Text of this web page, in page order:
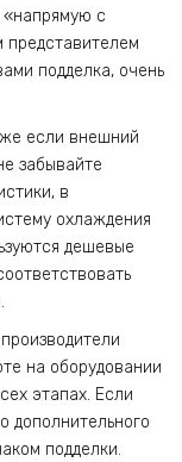
«напрямую с
представителем
подделка, очень
если внешний
забывайте
в
охлаждения
дешевые
на оборудовании
этапах. Если
дополнительного
подделки.